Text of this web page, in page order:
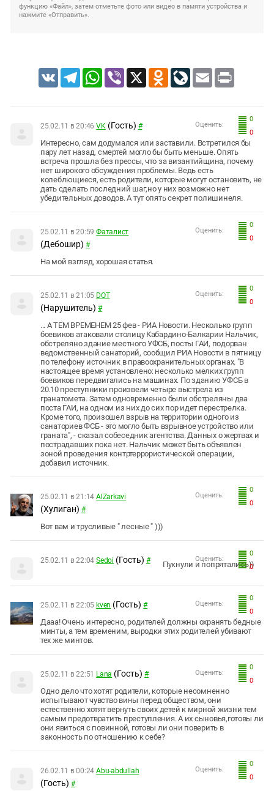
функцию «Файл», затем отметьте фото или видео в памяти устройства и
нажмите «Отправить».
VK TelegramWhatsApp
Viber X Odnoklassniki
LiveJournal
Email Print
0
0
Оценить:
25.02.11 в 20:46 VK (Гость) #
Интересно, сам додумался или заставили. Встретился бы
пару лет назад, смертей могло бы быть меньше. Опять
встреча прошла без прессы, что за византийщина, почему
нет широкого обсуждения проблемы. Ведь есть
колеблющиеся, есть родители, которые могут остановить, не
дать сделать последний шаг,но у них возможно нет
убедительных доводов. А тут опять секрет полишинеля.
0
0
Оценить:
25.02.11 в 20:59 Фаталист
(Дебошир) #
На мой взгляд, хорошая статья.
0
0
Оценить:
25.02.11 в 21:05 DOT
(Нарушитель) #
... А ТЕМ ВРЕМЕНЕМ 25 фев - РИА Новости. Несколько групп
боевиков атаковали столицу Кабардино-Балкарии Нальчик,
обстреляно здание местного УФСБ, посты ГАИ, подорван
ведомственный санаторий, сообщил РИА Новости в пятницу
по телефону источник в правоохранительных органах. "В
настоящее время установлено: несколько мелких групп
боевиков передвигались на машинах. По зданию УФСБ в
20.10 преступники произвели четыре выстрела из
гранатомета. Затем одновременно были обстреляны два
поста ГАИ, на одном из них до сих пор идет перестрелка.
Кроме того, произошел взрыв на территории одного из
санаториев ФСБ - это могло быть взрывное устройство или
граната", - сказал собеседник агентства. Данных о жертвах и
пострадавших пока нет. Нальчик может быть объявлен
зоной проведения контртеррористической операции,
добавил источник.
0
0
Оценить:
25.02.11 в 21:14 AlZarkavi
(Хулиган) #
Вот вам и трусливые " лесные " )))
0
0
Оценить:
25.02.11 в 22:04 Sedoi (Гость) # Пукнули и попрятались))
0
0
Оценить:
25.02.11 в 22:05 kven (Гость) #
Дааа! Очень интересно, родителей должны охранять бедные
минты, а тем временим, выродки этих родителей убивают
тех же минтов.
0
0
Оценить:
25.02.11 в 22:51 Lana (Гость) #
Одно дело что хотят родители, которые несомненно
испытывают чувство вины перед обществом, они
естественно хотят вернуть своих детей к мирной жизни тем
самым предотвратить преступления. А их сыновья,готовы ли
они явиться с повинной, готовы ли они поверить в
законность по отношению к себе?
0
0
Оценить:
26.02.11 в 00:24 Abu-abdullah
(Гость) #